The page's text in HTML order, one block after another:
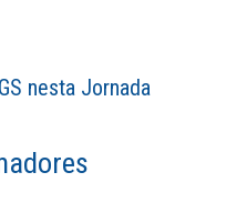
nesta Jornada